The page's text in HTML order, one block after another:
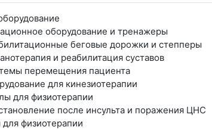
оборудование и тренажеры
беговые дорожки и степперы
и реабилитация суставов
перемещения пациента
для кинезиотерапии
для физиотерапии
после инсульта и поражения ЦНС
физиотерапии